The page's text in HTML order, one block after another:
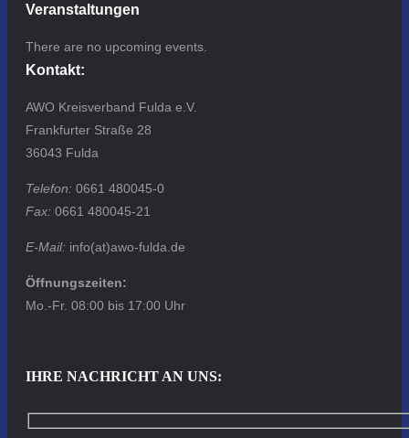
Veranstaltungen
There are no upcoming events.
Kontakt:
AWO Kreisverband Fulda e.V.
Frankfurter Straße 28
36043 Fulda
Telefon: 0661 480045-0
Fax: 0661 480045-21
E-Mail: info(at)awo-fulda.de
Öffnungszeiten:
Mo.-Fr. 08:00 bis 17:00 Uhr
IHRE NACHRICHT AN UNS: